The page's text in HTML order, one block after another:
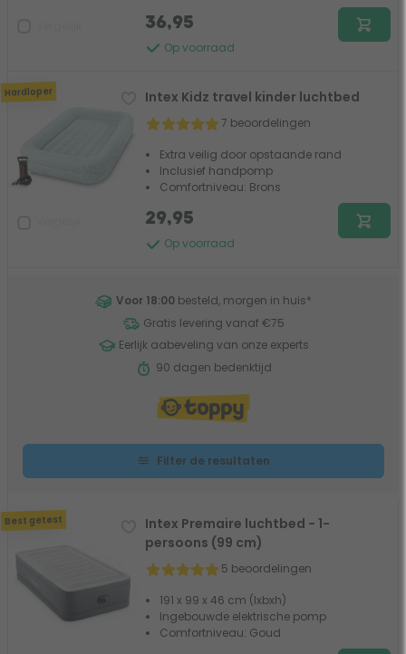
Op voorraad
36,95
Hardloper Intex Kidz travel kinder luchtbed
7 beoordelingen
Extra veilig door opstaande rand
Inclusief handpomp
Comfortniveau: Brons
Op voorraad
29,95
Voor 18:00 besteld, morgen in huis*
Gratis levering vanaf €75
Eerlijk aabeveling van onze experts
90 dagen bedenktijd
Filter de resultaten
Best getest
Intex Premaire luchtbed - 1-
persoons (99 cm)
5 beoordelingen
191 x 99 x 46 cm (lxbxh)
Ingebouwde elektrische pomp
Comfortniveau: Goud